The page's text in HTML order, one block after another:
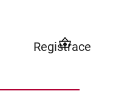
Registrace
NÁKUPNÍ
KOŠÍK